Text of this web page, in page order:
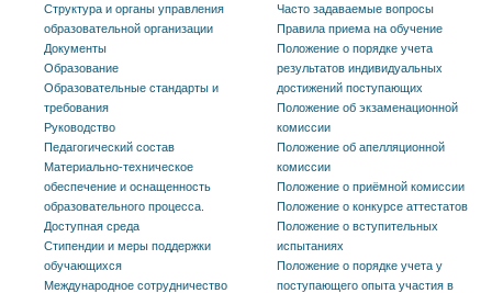
Структура и органы управления
образовательной организации
Документы
Образование
Образовательные стандарты и
требования
Руководство
Педагогический состав
Материально-техническое
обеспечение и оснащенность
образовательного процесса.
Доступная среда
Стипендии и меры поддержки
обучающихся
Международное сотрудничество
Часто задаваемые вопросы
Правила приема на обучение
Положение о порядке учета
результатов индивидуальных
достижений поступающих
Положение об экзаменационной
комиссии
Положение об апелляционной
комиссии
Положение о приёмной комиссии
Положение о конкурсе аттестатов
Положение о вступительных
испытаниях
Положение о порядке учета у
поступающего опыта участия в